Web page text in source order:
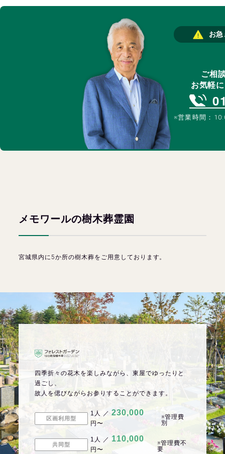
お
ご相
お気軽
※営業時間：
メモワールの樹木葬霊園
宮城県内に5か所の樹木葬をご用意しております。
四季折々の花木を楽しみながら、東屋でゆったりと
過ごし、
故人を偲びながらお参りすることができます。
区画利用型
1人 ／230,000
円〜
※管理費
別
共同型
1人 ／ 110,000
円〜
※管理費不
要